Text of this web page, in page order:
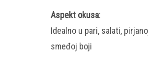
Aspekt okusa:
Idealno u pari, salati,
smeđoj boji